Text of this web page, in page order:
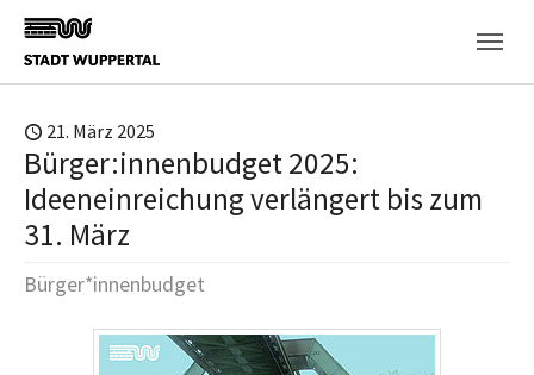
Skip to main content
21. März 2025
Bürger:innenbudget 2025:
Ideeneinreichung verlängert bis zum
31. März
Bürger*innenbudget